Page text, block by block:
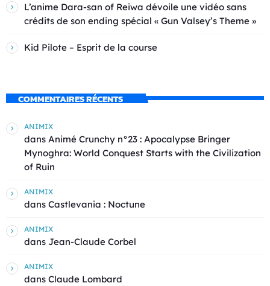
L’anime Dara-san of Reiwa dévoile une vidéo sans
crédits de son ending spécial « Gun Valsey’s Theme »
Kid Pilote – Esprit de la course
COMMENTAIRES RÉCENTS
ANIMIX
dans Animé Crunchy n°23 : Apocalypse Bringer
Mynoghra: World Conquest Starts with the Civilization
of Ruin
ANIMIX
dans Castlevania : Noctune
ANIMIX
dans Jean-Claude Corbel
ANIMIX
dans Claude Lombard